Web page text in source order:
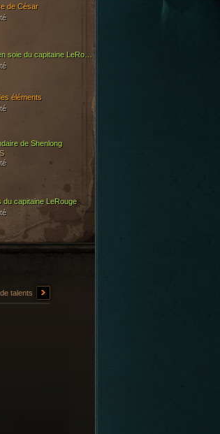
du capitaine LeRouge
de César
de Shenlong
Ceinturon en soie du capitaine LeRouge
éléments
talents